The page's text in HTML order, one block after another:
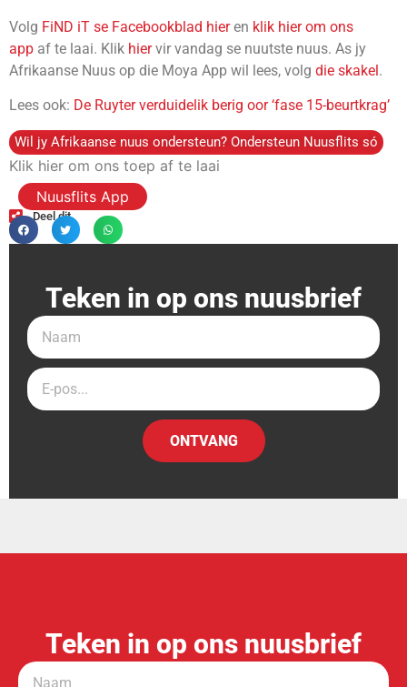
Volg FiND iT se Facebookblad hieren klik hier om ons
app af te laai. Klik hiervir vandag se nuutste nuus. As jy
Afrikaanse Nuus op die Moya App wil lees, volg die skakel.
Lees ook: De Ruyter verduidelik berig oor ‘fase 15-beurtkrag’
Wil jy Afrikaanse nuus ondersteun? Ondersteun Nuusflits só
Klik hier om ons toep af te laai
Nuusflits App
Deel dit
Teken in op ons nuusbrief
ONTVANG
Teken in op ons nuusbrief